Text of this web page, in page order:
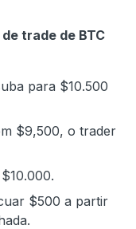
trade de BTC
para $10.500
$9,500, o trader
$500 a partir